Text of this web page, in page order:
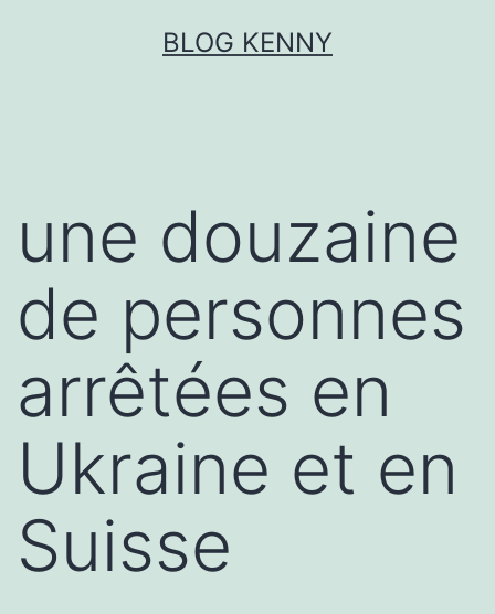
BLOG KENNY
une douzaine
de personnes
arrêtées en
Ukraine et en
Suisse